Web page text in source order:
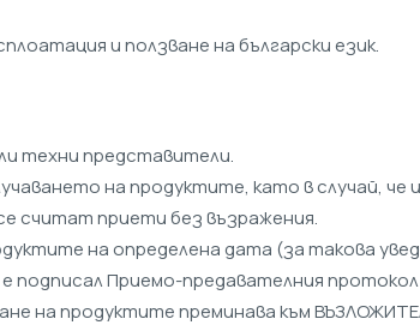
и ползване на български език.
техни представители.
на продуктите, като в случай, че
считат приети без възражения.
на определена дата (за такова
подписал Приемо-предавателния
на продуктите преминава към